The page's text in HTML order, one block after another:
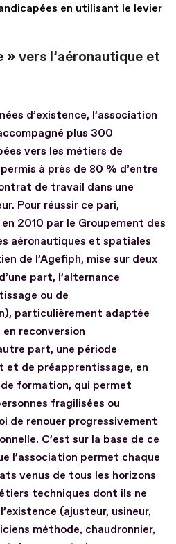
en utilisant le levier
» vers l’aéronautique et
d’existence, l’association
plus 300
vers les métiers de
à près de 80 % d’entre
de travail dans une
Pour réussir ce pari,
2010 par le Groupement des
aéronautiques et spatiales
de l’Agefiph, mise sur deux
part, l’alternance
ou de
particulièrement adaptée
reconversion
part, une période
et de préapprentissage, en
formation, qui permet
fragilisées ou
de renouer progressivement
C’est sur la base de ce
l’association permet chaque
venus de tous les horizons
techniques dont ils ne
(ajusteur, usineur,
méthode, chaudronnier,